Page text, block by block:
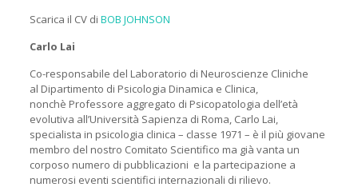
Scarica il CV di BOB JOHNSON
Carlo Lai
Co-responsabile del Laboratorio di Neuroscienze Cliniche
al Dipartimento di Psicologia Dinamica e Clinica,
nonchè Professore aggregato di Psicopatologia dell’età
evolutiva all’Università Sapienza di Roma, Carlo Lai,
specialista in psicologia clinica – classe 1971 – è il più giovane
membro del nostro Comitato Scientifico ma già vanta un
corposo numero di pubblicazioni e la partecipazione a
numerosi eventi scientifici internazionali di rilievo.